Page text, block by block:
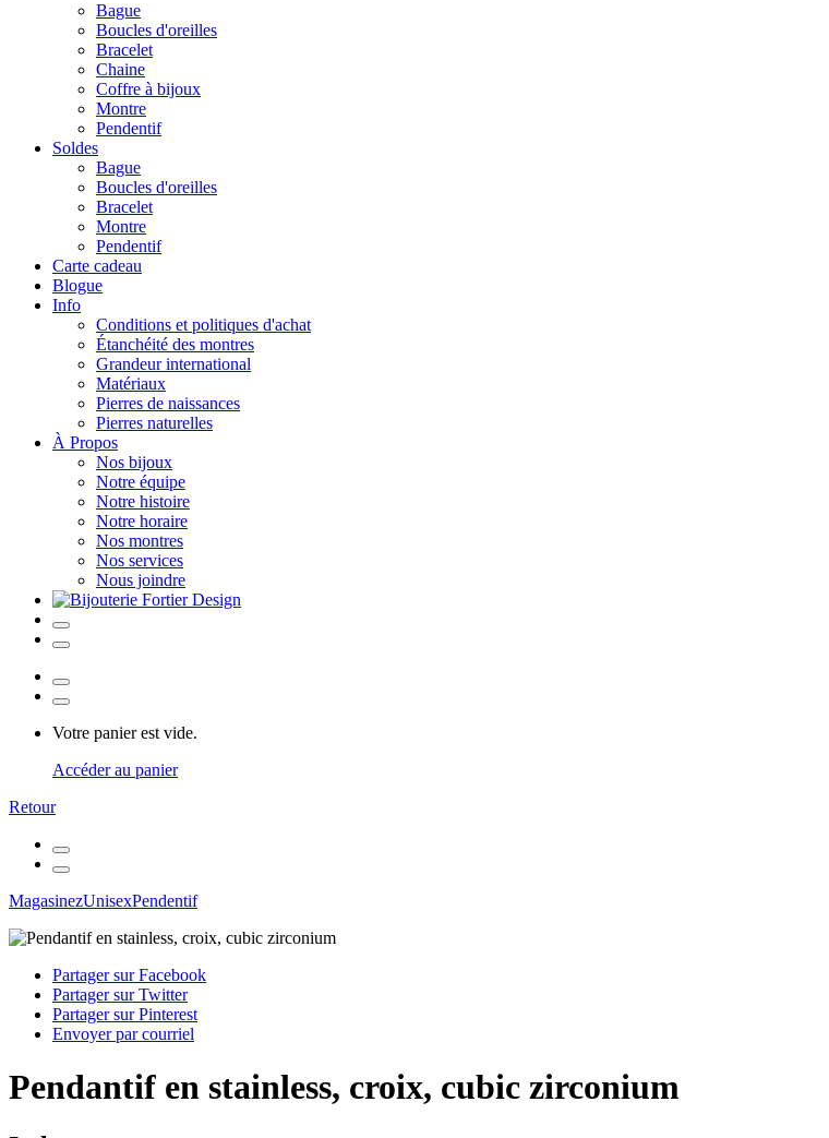
Bague
Boucles d'oreilles
Bracelet
Chaine
Coffre à bijoux
Montre
Pendentif
Soldes
Bague
Boucles d'oreilles
Bracelet
Montre
Pendentif
Carte cadeau
Blogue
Info
Conditions et politiques d'achat
Étanchéité des montres
Grandeur international
Matériaux
Pierres de naissances
Pierres naturelles
À Propos
Nos bijoux
Notre équipe
Notre histoire
Notre horaire
Nos montres
Nos services
Nous joindre
Votre panier est vide.
Accéder au panier
Retour
MagasinezUnisexPendentif
Partager sur Facebook
Partager sur Twitter
Partager sur Pinterest
Envoyer par courriel
Pendantif en stainless, croix, cubic zirconium